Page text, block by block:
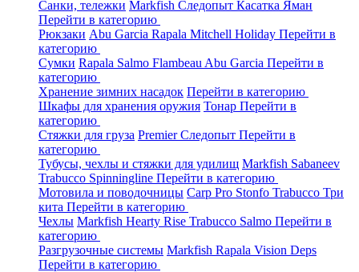
Санки, тележки Markfish Следопыт Касатка Яман
Перейти в категорию
Рюкзаки Abu Garcia Rapala Mitchell Holiday Перейти в
категорию
Сумки Rapala Salmo Flambeau Abu Garcia Перейти в
категорию
Хранение зимних насадок Перейти в категорию
Шкафы для хранения оружия Тонар Перейти в
категорию
Стяжки для груза PremierСледопыт Перейти в
категорию
Тубусы, чехлы и стяжки для удилищ Markfish Sabaneev
Trabucco Spinningline Перейти в категорию
Мотовила и поводочницы Carp Pro Stonfo Trabucco Три
кита Перейти в категорию
Чехлы Markfish Hearty Rise Trabucco Salmo Перейти в
категорию
Разгрузочные системы Markfish Rapala Vision Deps
Перейти в категорию